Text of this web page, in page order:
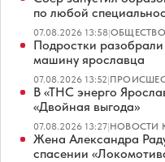
по любой
07.08.2026 13:58|ОБЩЕСТВО
Подростки
машину ярославца
07.08.2026 13:52|
В «ТНС энерго
«Двойная выгода»
07.08.2026 13:27|НОВОСТИ
Жена Александра
спасении